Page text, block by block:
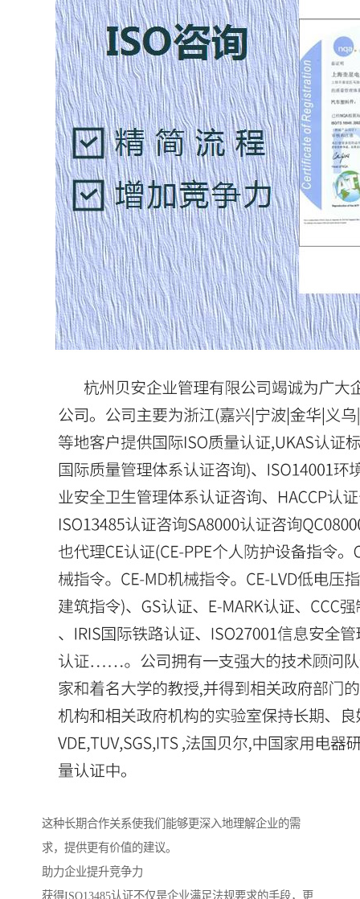
这种长期合作关系使我们能够更深入地理解企业的需
求，提供更有价值的建议。
助力企业提升竞争力
获得ISO13485认证不仅是企业满足法规要求的手段，更